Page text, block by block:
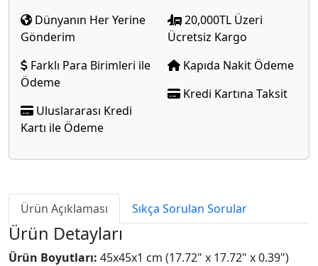
Dünyanın Her Yerine
Gönderim
Farklı Para Birimleri ile
Ödeme
Uluslararası Kredi
Kartı ile Ödeme
20,000TL Üzeri
Ücretsiz Kargo
Kapıda Nakit Ödeme
Kredi Kartına Taksit
Ürün Açıklaması Sıkça Sorulan Sorular
Ürün Detayları
Ürün Boyutları: 45x45x1 cm (17.72" x 17.72" x 0.39")